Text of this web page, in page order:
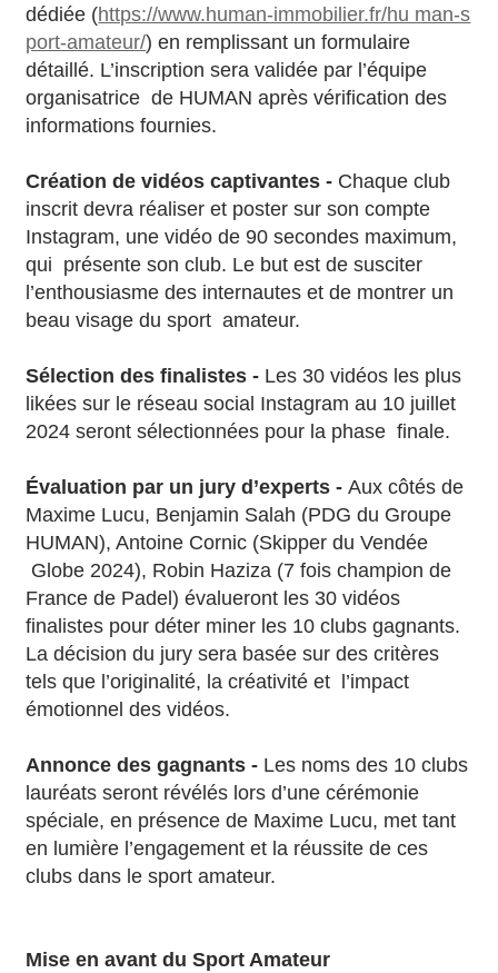
dédiée (https://www.human-immobilier.fr/hu man-s
port-amateur/) en remplissant un formulaire
détaillé. L’inscription sera validée par l’équipe
organisatrice de HUMAN après vérification des
informations fournies.
Création de vidéos captivantes - Chaque club
inscrit devra réaliser et poster sur son compte
Instagram, une vidéo de 90 secondes maximum,
qui présente son club. Le but est de susciter
l’enthousiasme des internautes et de montrer un
beau visage du sport amateur.
Sélection des finalistes - Les 30 vidéos les plus
likées sur le réseau social Instagram au 10 juillet
2024 seront sélectionnées pour la phase finale.
Évaluation par un jury d’experts -Aux côtés de
Maxime Lucu, Benjamin Salah (PDG du Groupe
HUMAN), Antoine Cornic (Skipper du Vendée
Globe 2024), Robin Haziza (7 fois champion de
France de Padel) évalueront les 30 vidéos
finalistes pour déter miner les 10 clubs gagnants.
La décision du jury sera basée sur des critères
tels que l’originalité, la créativité et l’impact
émotionnel des vidéos.
Annonce des gagnants - Les noms des 10 clubs
lauréats seront révélés lors d’une cérémonie
spéciale, en présence de Maxime Lucu, met tant
en lumière l’engagement et la réussite de ces
clubs dans le sport amateur.
Mise en avant du Sport Amateur